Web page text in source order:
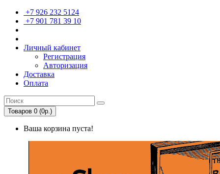
+7 926 232 5124
+7 901 781 39 10
Личный кабинет
Регистрация
Авторизация
Доставка
Оплата
Товаров 0 (0р.)
Ваша корзина пуста!